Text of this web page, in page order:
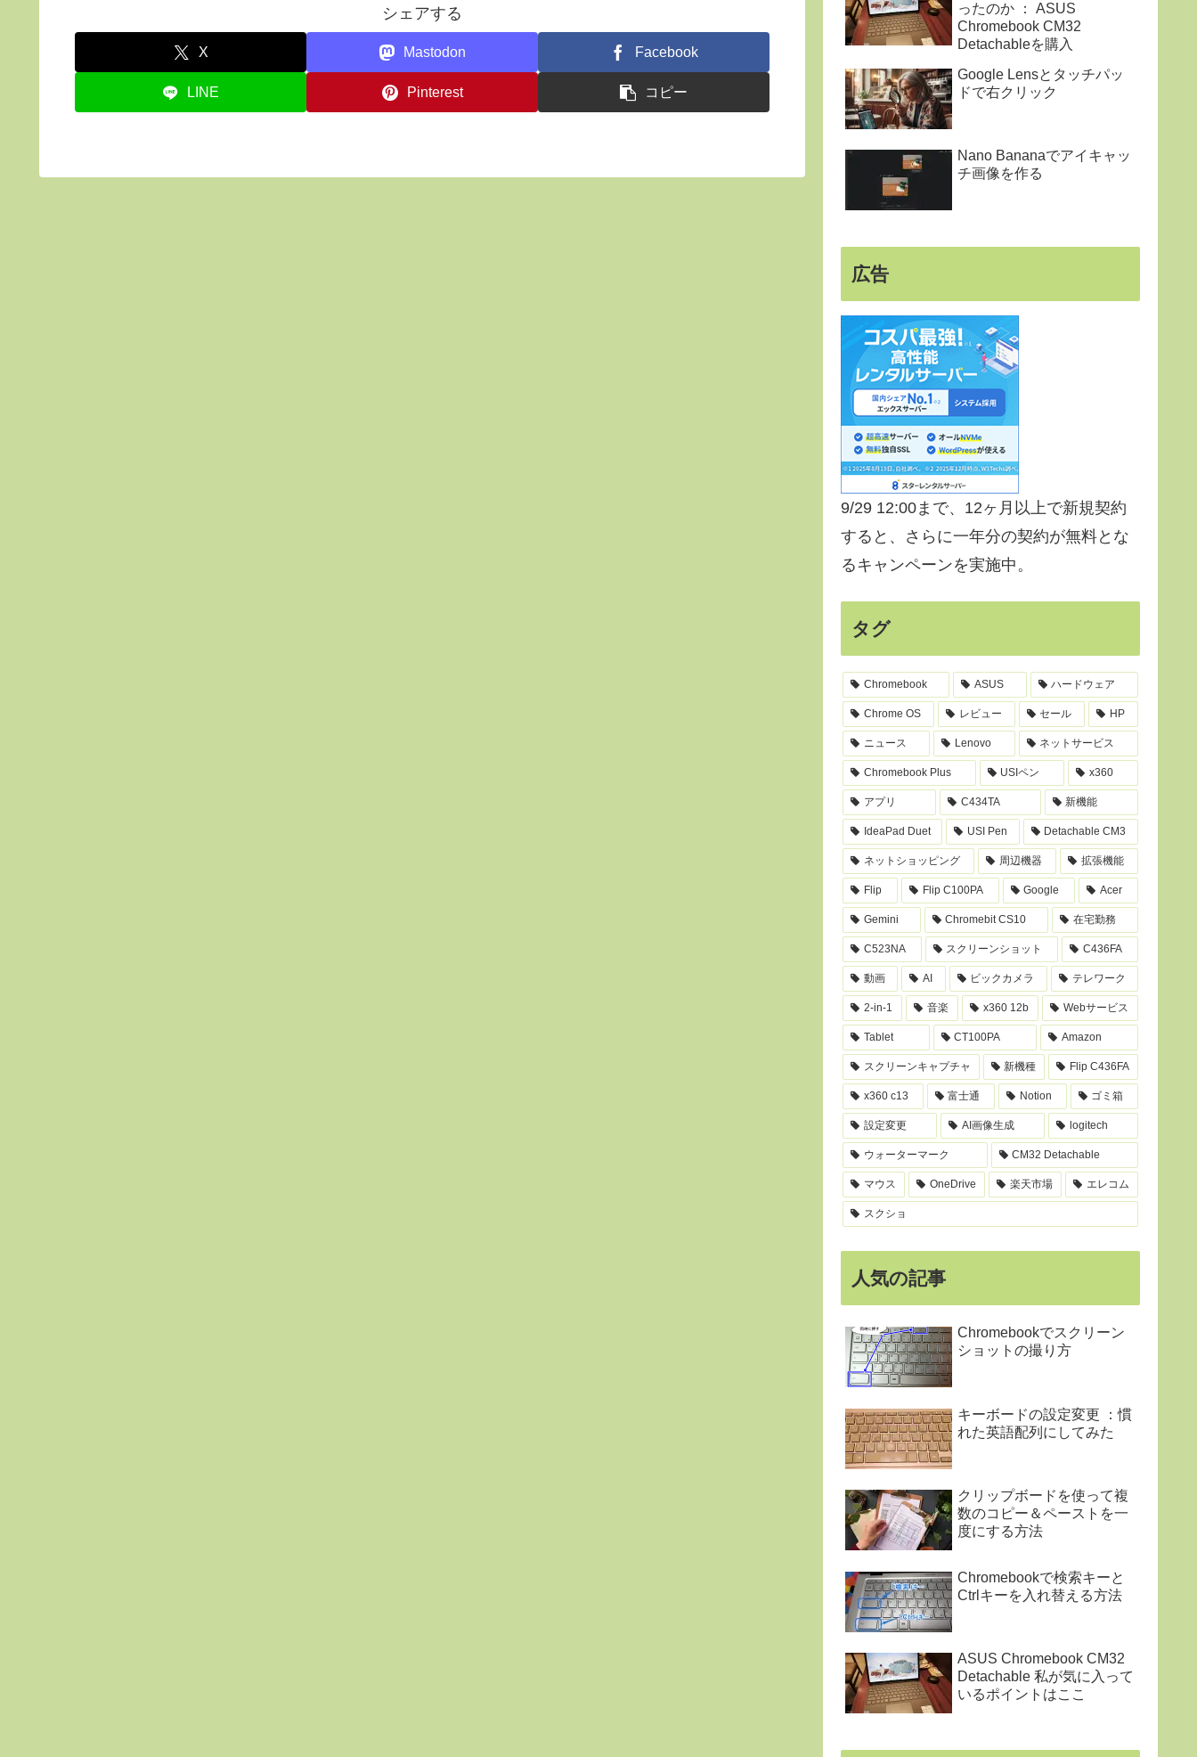
シェアする
X Mastodon Facebook
LINE Pinterest コピー
ったのか ： ASUS
Chromebook CM32
Detachableを購入
Google Lensとタッチパッ
ドで右クリック
Nano Bananaでアイキャッ
チ画像を作る
広告
9/29 12:00まで、12ヶ月以上で新規契約
すると、さらに一年分の契約が無料とな
るキャンペーンを実施中。
タグ
Chromebook ASUS ハードウェア
Chrome OS レビュー セール HP
ニュース Lenovo ネットサービス
Chromebook Plus USIペン x360
アプリ C434TA 新機能
IdeaPad Duet USI Pen Detachable CM3
ネットショッピング 周辺機器 拡張機能
Flip Flip C100PA Google Acer
Gemini Chromebit CS10 在宅勤務
C523NA スクリーンショット C436FA
動画 AI ビックカメラ テレワーク
2-in-1 音楽 x360 12b Webサービス
Tablet CT100PA Amazon
スクリーンキャプチャ 新機種 Flip C436FA
x360 c13 富士通 Notion ゴミ箱
設定変更 AI画像生成 logitech
ウォーターマーク CM32 Detachable
マウス OneDrive 楽天市場 エレコム
スクショ
人気の記事
Chromebookでスクリーン
ショットの撮り方
キーボードの設定変更 ：慣
れた英語配列にしてみた
クリップボードを使って複
数のコピー＆ペーストを一
度にする方法
Chromebookで検索キーと
Ctrlキーを入れ替える方法
ASUS Chromebook CM32
Detachable 私が気に入って
いるポイントはここ